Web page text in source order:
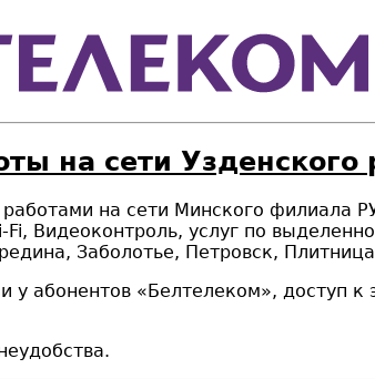
на сети Узденского
на сети Минского филиала
-Fi, Видеоконтроль, услуг по
Заболотье, Петровск,
абонентов «Белтелеком», доступ к